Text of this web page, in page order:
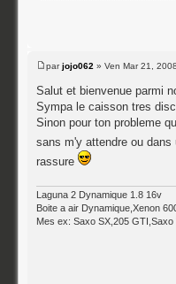
parjojo062 » Ven Mar 21,
Salut et bienvenue parmi
Sympa le caisson tres
Sinon pour ton probleme
sans m'y attendre ou
rassure
Laguna 2 Dynamique 1.8 16v
Boite a air Dynamique,Xenon
Mes ex: Saxo SX,205 GTI,Saxo